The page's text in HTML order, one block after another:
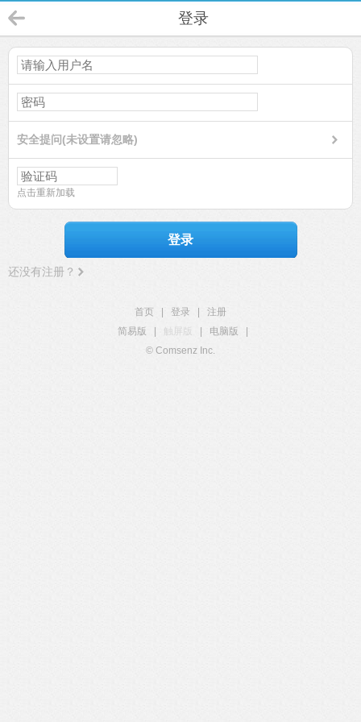
登录
安全提问(未设置请忽略)
点击重新加载
登录
还没有注册？
首页 登录
注册
简易版
触屏版 电脑版
© Comsenz Inc.